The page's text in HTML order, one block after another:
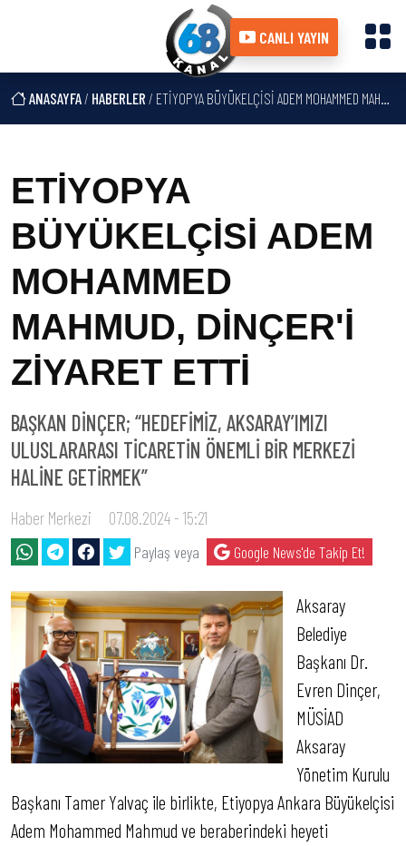
CANLI YAYIN
ANASAYFA/ HABERLER / ETİYOPYA BÜYÜKELÇİSİ ADEM MOHAMMED MAHMUD, DİNÇER'İ ZİYARET ETTİ
ETİYOPYA
BÜYÜKELÇİSİ ADEM
MOHAMMED
MAHMUD, DİNÇER'İ
ZİYARET ETTİ
BAŞKAN DİNÇER; “HEDEFİMİZ, AKSARAY’IMIZI
ULUSLARARASI TİCARETİN ÖNEMLİ BİR MERKEZİ
HALİNE GETİRMEK”
Haber Merkezi 07.08.2024 - 15:21
Paylaş veya Google News'de Takip Et!
Aksaray
Belediye
Başkanı Dr.
Evren Dinçer,
MÜSİAD
Aksaray
Yönetim Kurulu
Başkanı Tamer Yalvaç ile birlikte, Etiyopya Ankara Büyükelçisi
Adem Mohammed Mahmud ve beraberindeki heyeti